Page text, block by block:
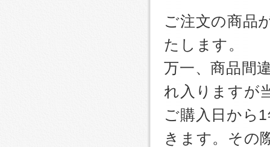
ご注文の商品
たします。
万一、商品間
れ入りますが
ご購入日から
きます。その